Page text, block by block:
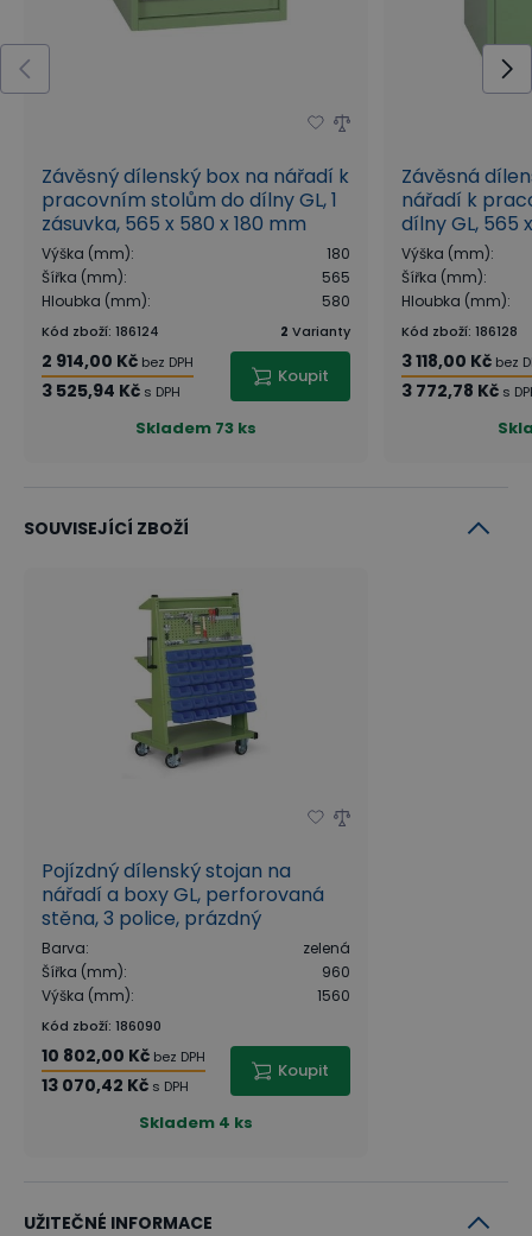
Závěsný dílenský box na nářadí k
pracovním stolům do dílny GL, 1
zásuvka, 565 x 580 x 180 mm
Výška (mm):
180
Šířka (mm):
565
Hloubka (mm): 580
Kód zboží: 186124 2 Varianty
2 914,00 Kč bez DPH
3 525,94 Kč s DPH
Koupit
Skladem 73 ks
Závěsná
nářadí k
dílny GL, 565
Výška (mm):
Šířka (mm):
Hloubka (mm):
Kód zboží: 186128
3 118,00 Kč bez
3 772,78 Kč s
SOUVISEJÍCÍ ZBOŽÍ
Pojízdný dílenský stojan na
nářadí a boxy GL, perforovaná
stěna, 3 police, prázdný
Barva:
zelená
Šířka (mm):
960
Výška (mm): 1560
Kód zboží: 186090
10 802,00 Kč bez DPH
13 070,42 Kč s DPH
Koupit
Skladem 4 ks
UŽITEČNÉ INFORMACE